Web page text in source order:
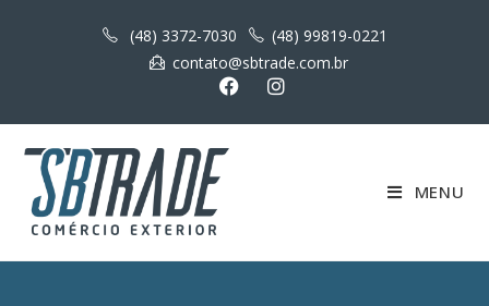
(48) 3372-7030
(48) 99819-0221
contato@sbtrade.com.br
MENU